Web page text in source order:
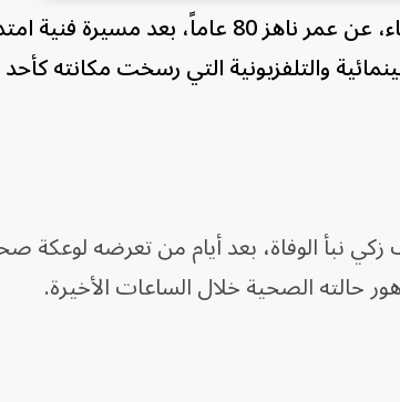
توفي الفنان المصري عبد العزيز مخيون، الأربعاء، عن عمر ناهز 80
والتلفزيونية التي رسخت مكانته كأحد
نبأ الوفاة، بعد أيام من تعرضه
حالته الصحية خلال الساعات الأخيرة.